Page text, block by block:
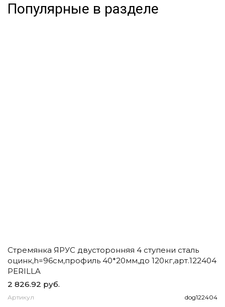
Популярные в разделе
Стремянка ЯРУС двусторонняя 4 ступени сталь
оцинк,h=96см,профиль 40*20мм,до 120кг,арт.122404
PERILLA
2 826.92 руб.
Артикул dog122404